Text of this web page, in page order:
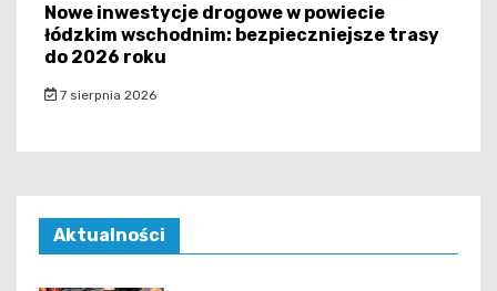
Nowe inwestycje drogowe w powiecie
łódzkim wschodnim: bezpieczniejsze trasy
do 2026 roku
7 sierpnia 2026
Aktualności